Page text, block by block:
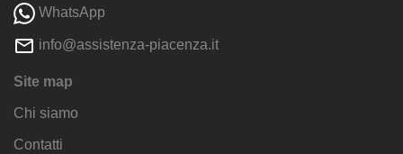
WhatsApp
info@assistenza-piacenza.it
Site map
Chi siamo
Contatti